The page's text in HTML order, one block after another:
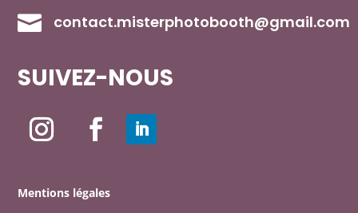
 contact.misterphotobooth@gmail.com
SUIVEZ-NOUS
Mentions légales